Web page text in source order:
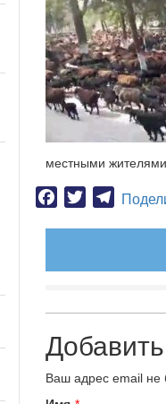
местными жителями.
Facebook
Twitter
Ваш адрес email не